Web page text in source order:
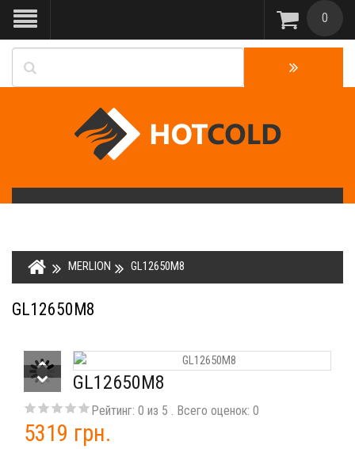
0
MERLION GL12650M8
GL12650M8
GL12650M8
Рейтинг: 0 из 5 . Всего оценок: 0
5319 грн.